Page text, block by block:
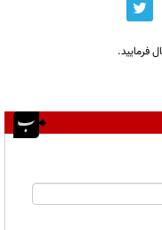
فرمایید.